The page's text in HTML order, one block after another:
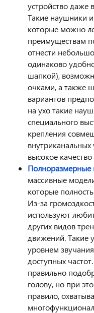
устройство даже
Такие наушники
которые можно
преимуществам
отнести
одинаково
шапкой),
очками, а также
вариантов
на ухо такие
специального
крепления
внутриканальных
высокое
Полноразмерные
массивные
которые
Из-за
используют
других видов
движений. Такие
уровнем
доступных
правильно
голову, но при
правило,